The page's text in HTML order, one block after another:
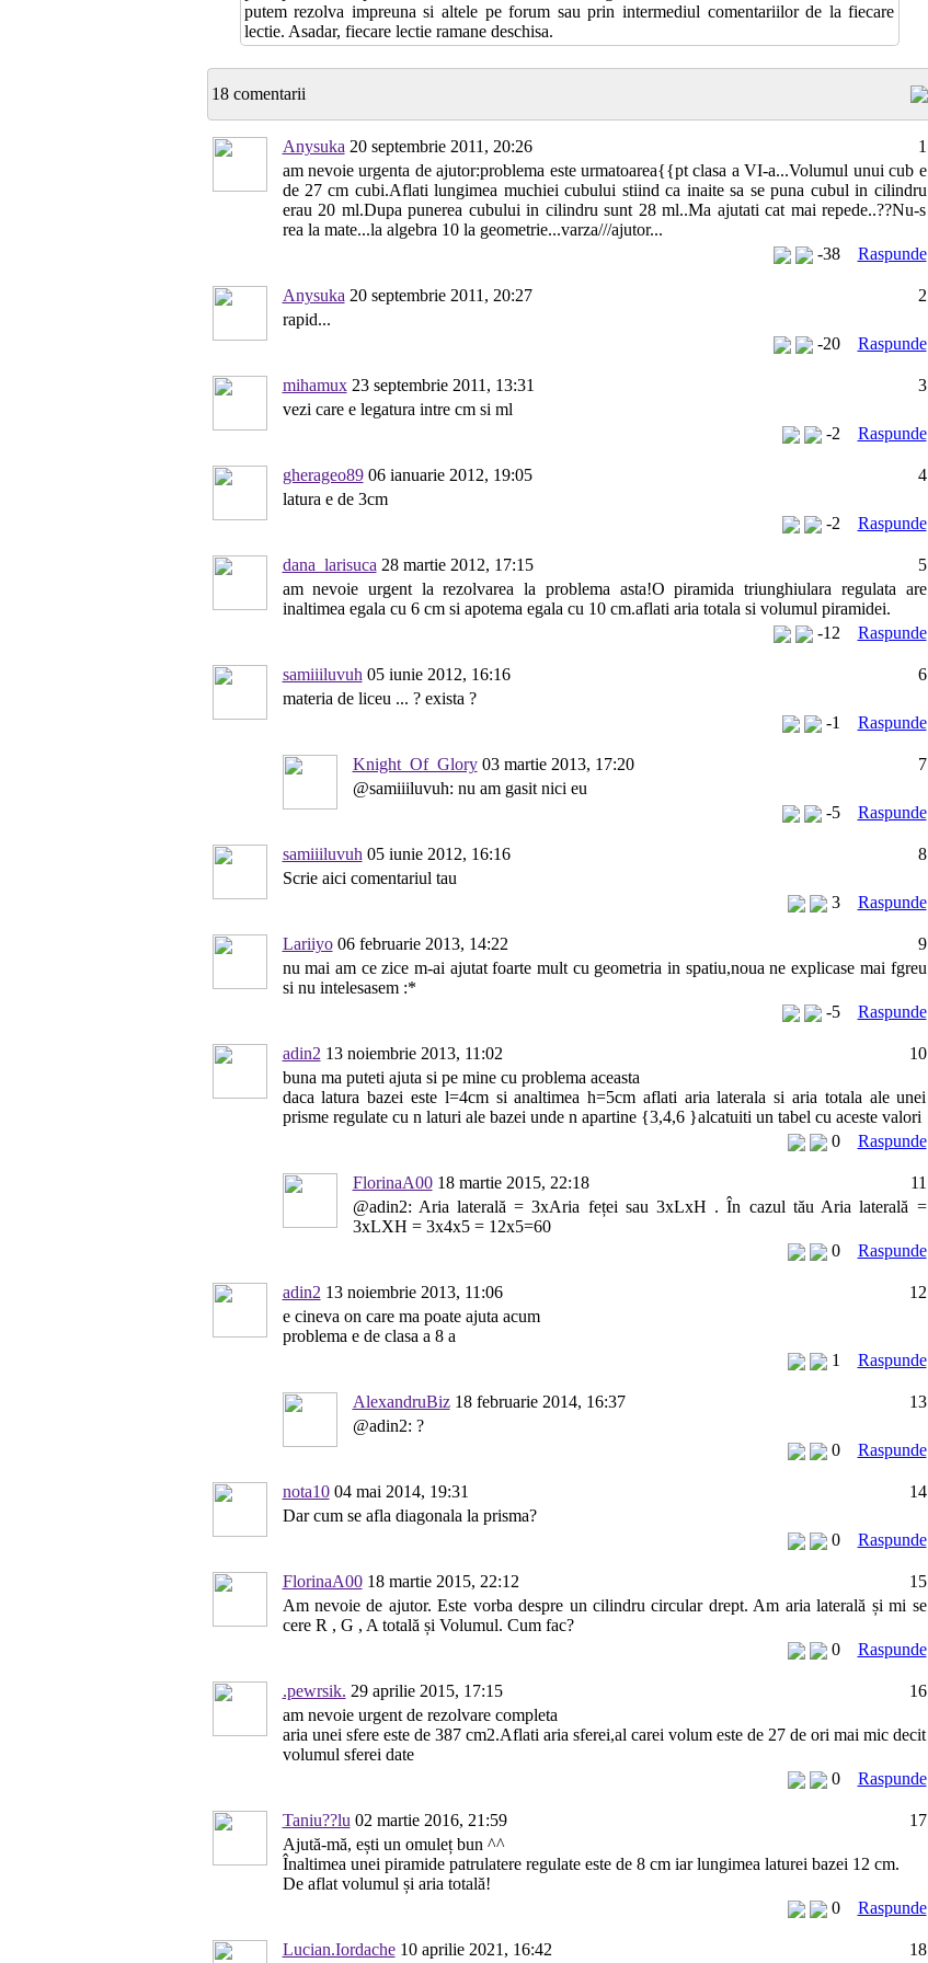
putem rezolva impreuna si altele pe forum sau prin intermediul comentariilor de la fiecare
lectie. Asadar, fiecare lectie ramane deschisa.
18 comentarii
Anysuka 20 septembrie 2011, 20:26
1
am nevoie urgenta de ajutor:problema este urmatoarea{{pt clasa a VI-a...Volumul unui cub e
de 27 cm cubi.Aflati lungimea muchiei cubului stiind ca inaite sa se puna cubul in cilindru
erau 20 ml.Dupa punerea cubului in cilindru sunt 28 ml..Ma ajutati cat mai repede..??Nu-s
rea la mate...la algebra 10 la geometrie...varza///ajutor...
-38
Raspunde
Anysuka 20 septembrie 2011, 20:27
2
rapid...
-20
Raspunde
mihamux23 septembrie 2011, 13:31
3
vezi care e legatura intre cm si ml
-2
Raspunde
gherageo8906 ianuarie 2012, 19:05
4
latura e de 3cm
-2
Raspunde
dana_larisuca 28 martie 2012, 17:15
5
am nevoie urgent la rezolvarea la problema asta!O piramida triunghiulara regulata are
inaltimea egala cu 6 cm si apotema egala cu 10 cm.aflati aria totala si volumul piramidei.
-12
Raspunde
samiiiluvuh 05 iunie 2012, 16:16
6
materia de liceu ... ? exista ?
-1
Raspunde
Knight_Of_Glory03 martie 2013, 17:20
7
@samiiiluvuh: nu am gasit nici eu
-5
Raspunde
samiiiluvuh 05 iunie 2012, 16:16
8
Scrie aici comentariul tau
3
Raspunde
Lariiyo06 februarie 2013, 14:22
9
nu mai am ce zice m-ai ajutat foarte mult cu geometria in spatiu,noua ne explicase mai fgreu
si nu intelesasem :*
-5
Raspunde
adin2 13 noiembrie 2013, 11:02
10
buna ma puteti ajuta si pe mine cu problema aceasta
daca latura bazei este l=4cm si analtimea h=5cm aflati aria laterala si aria totala ale unei
prisme regulate cu n laturi ale bazei unde n apartine {3,4,6 }alcatuiti un tabel cu aceste valori
0
Raspunde
FlorinaA0018 martie 2015, 22:18
11
@adin2: Aria laterală = 3xAria feței sau 3xLxH . În cazul tău Aria laterală =
3xLXH = 3x4x5 = 12x5=60
0
Raspunde
adin2 13 noiembrie 2013, 11:06
12
e cineva on care ma poate ajuta acum
problema e de clasa a 8 a
1
Raspunde
AlexandruBiz18 februarie 2014, 16:37
13
@adin2: ?
0
Raspunde
nota1004 mai 2014, 19:31
14
Dar cum se afla diagonala la prisma?
0
Raspunde
FlorinaA0018 martie 2015, 22:12
15
Am nevoie de ajutor. Este vorba despre un cilindru circular drept. Am aria laterală și mi se
cere R , G , A totală și Volumul. Cum fac?
0
Raspunde
.pewrsik. 29 aprilie 2015, 17:15
16
am nevoie urgent de rezolvare completa
aria unei sfere este de 387 cm2.Aflati aria sferei,al carei volum este de 27 de ori mai mic decit
volumul sferei date
0
Raspunde
Taniu??lu 02 martie 2016, 21:59
17
Ajută-mă, ești un omuleț bun ^^
Înaltimea unei piramide patrulatere regulate este de 8 cm iar lungimea laturei bazei 12 cm.
De aflat volumul și aria totală!
0
Raspunde
Lucian.Iordache10 aprilie 2021, 16:42 18